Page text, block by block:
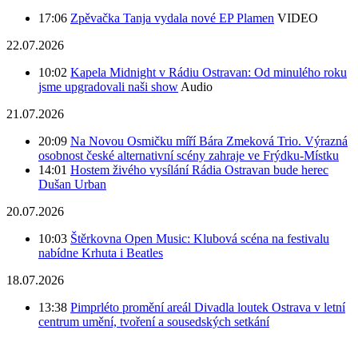
17:06 Zpěvačka Tanja vydala nové EP Plamen VIDEO
22.07.2026
10:02 Kapela Midnight v Rádiu Ostravan: Od minulého roku
jsme upgradovali naši show Audio
21.07.2026
20:09 Na Novou Osmičku míří Bára Zmeková Trio. Výrazná
osobnost české alternativní scény zahraje ve Frýdku-Místku
14:01 Hostem živého vysílání Rádia Ostravan bude herec
Dušan Urban
20.07.2026
10:03 Štěrkovna Open Music: Klubová scéna na festivalu
nabídne Krhuta i Beatles
18.07.2026
13:38 Pimprléto promění areál Divadla loutek Ostrava v letní
centrum umění, tvoření a sousedských setkání